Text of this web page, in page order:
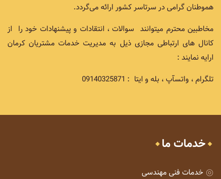
هموطنان گرامی در سرتاسر کشور ارائه می‌گردد.
مخاطبین محترم میتوانند سوالات ، انتقادات و پیشنهادات خود را از
کانال های ارتباطی مجازی ذیل به مدیریت خدمات مشتریان کرمان
ارایه نمایند :
تلگرام ، واتسآپ ، بله و ایتا : 09140325871
خدمات ما
خدمات فنی مهندسی